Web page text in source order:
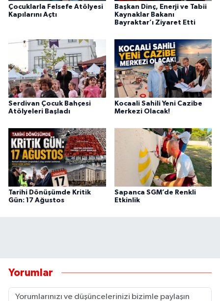
Çocuklarla Felsefe Atölyesi
Kapılarını Açtı
Başkan Dinç, Enerji ve Tabii
Kaynaklar Bakanı
Bayraktar’ı Ziyaret Etti
Serdivan Çocuk Bahçesi
Atölyeleri Başladı
Kocaali Sahili Yeni Cazibe
Merkezi Olacak!
Tarihi Dönüşümde Kritik
Gün: 17 Ağustos
Sapanca SGM’de Renkli
Etkinlik
Yorumlar